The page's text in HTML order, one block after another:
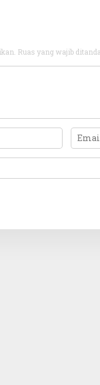
Ruas yang wajib